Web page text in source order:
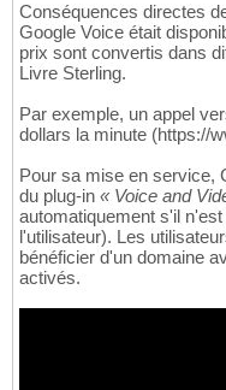
Conséquences directes
Google Voice était
prix sont convertis dans
Livre Sterling.
Par exemple, un appel
dollars la minute (https://
Pour sa mise en service,
du plug-in « Voice and
automatiquement s'il
l'utilisateur). Les
bénéficier d'un domaine
activés.